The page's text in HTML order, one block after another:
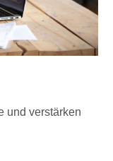
und verstärken